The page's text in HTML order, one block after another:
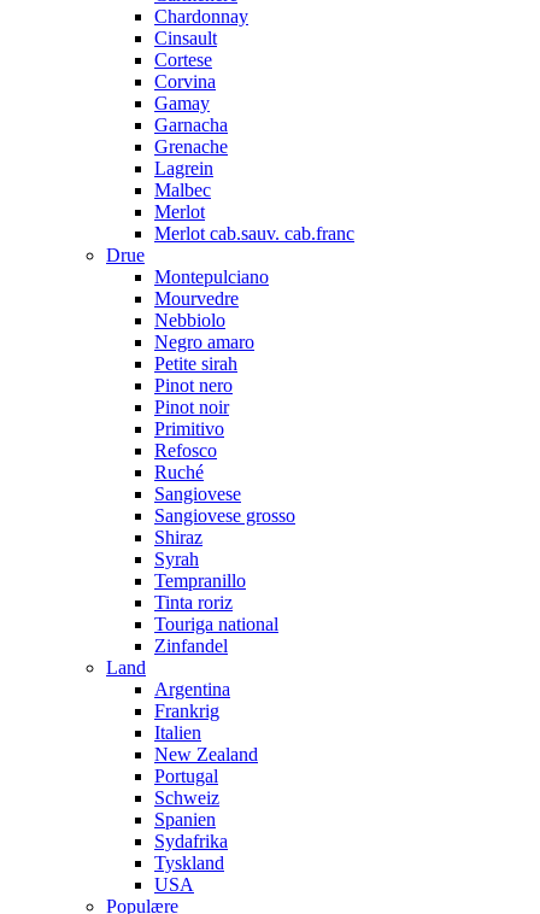
Chardonnay
Cinsault
Cortese
Corvina
Gamay
Garnacha
Grenache
Lagrein
Malbec
Merlot
Merlot cab.sauv. cab.franc
Drue
Montepulciano
Mourvedre
Nebbiolo
Negro amaro
Petite sirah
Pinot nero
Pinot noir
Primitivo
Refosco
Ruché
Sangiovese
Sangiovese grosso
Shiraz
Syrah
Tempranillo
Tinta roriz
Touriga national
Zinfandel
Land
Argentina
Frankrig
Italien
New Zealand
Portugal
Schweiz
Spanien
Sydafrika
Tyskland
USA
Populære